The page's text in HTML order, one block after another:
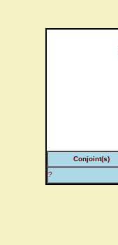
Conjoint(s)
?